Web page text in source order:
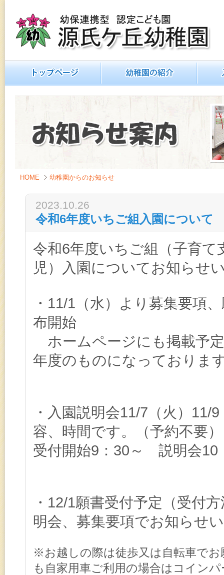
幼保連携型 認定こども園 源氏ヶ丘幼稚園
幼稚園からのお知らせ案内
HOME 幼稚園からのお知らせ
2023.10.26
令和6年度いちご組入園について
令和6年度いちご組（子育て
児）入園についてお知らせ
・11/1（水）より募集要項
布開始
ホームページにも掲載予
年度のものになっておりま
・入園説明会11/7（火） 11/9
容、時間です。（予約不要）
受付開始9：30～ 説明会10
・12/1願書受付予定（受付
明会、募集要項でお知らせ
※お越しの際は徒歩又は自転車で
も自家用車ご利用の場合はコイン